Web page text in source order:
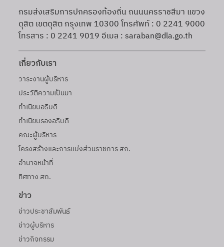
กรมส่งเสริมการปกครองท้องถิ่น ถนนนครราชสีมา แขวง
ดุสิต เขตดุสิต กรุงเทพ 10300 โทรศัพท์ : 0 2241 9000
โทรสาร : 0 2241 9019 อีเมล : saraban@dla.go.th
เกี่ยวกับเรา
วาระงานผู้บริหาร
ประวัติความเป็นมา
ทำเนียบอธิบดี
ทำเนียบรองอธิบดี
คณะผู้บริหาร
โครงสร้างและการแบ่งส่วนราชการ สถ.
อำนาจหน้าที่
ทิศทาง สถ.
ข่าว
ข่าวประชาสัมพันธ์
ข่าวผู้บริหาร
ข่าวกิจกรรม